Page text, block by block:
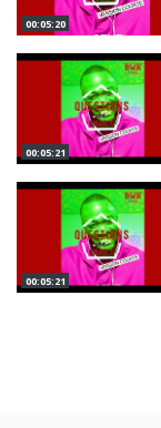
00:05:20
00:05:21
00:05:21